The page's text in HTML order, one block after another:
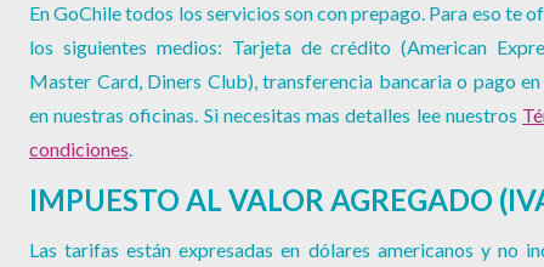
En GoChile todos los servicios son con prepago. Para eso te
los siguientes medios: Tarjeta de crédito (American
Master Card, Diners Club), transferencia bancaria o pago
en nuestras oficinas. Si necesitas mas detalles lee nuestros
condiciones.
IMPUESTO AL VALOR AGREGADO
Las tarifas están expresadas en dólares americanos y no